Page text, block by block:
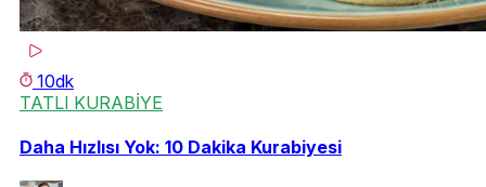
10dk
TATLI KURABİYE
Daha Hızlısı Yok: 10 Dakika Kurabiyesi